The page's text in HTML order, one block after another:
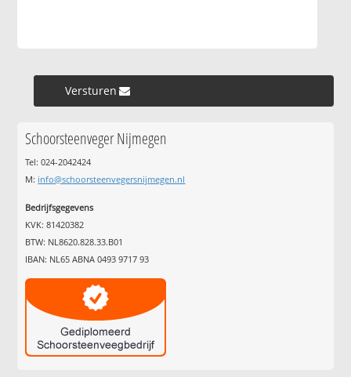
Versturen »
Schoorsteenveger Nijmegen
Tel: 024-2042424
M: info@schoorsteenvegersnijmegen.nl
Bedrijfsgegevens
KVK: 81420382
BTW: NL8620.828.33.B01
IBAN: NL65 ABNA 0493 9717 93